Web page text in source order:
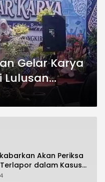
Gelar Karya
Lulusan
Tampilkan
Pendidikan
Akan Periksa
dalam Kasus
Bermodus Surat